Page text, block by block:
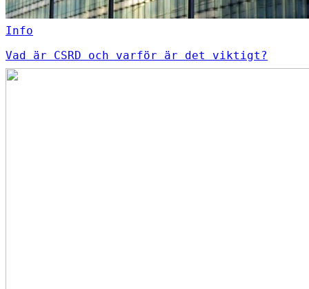
Info
Vad är CSRD och varför är det viktigt?